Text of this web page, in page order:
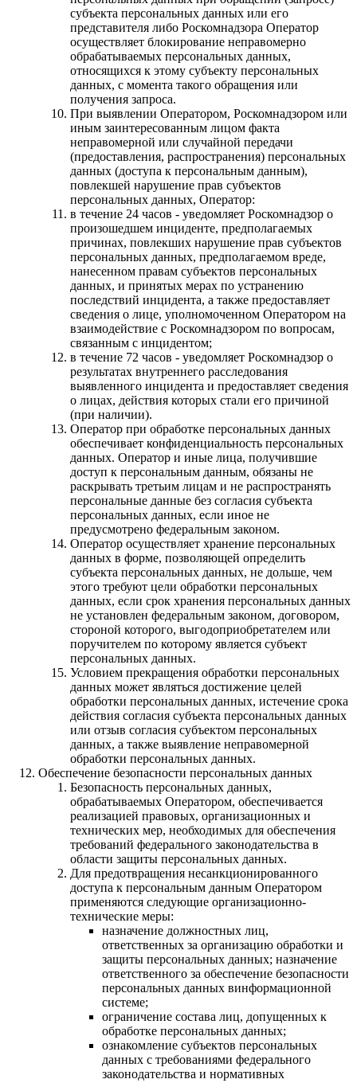
субъекта персональных данных или его
представителя либо Роскомнадзора Оператор
осуществляет блокирование неправомерно
обрабатываемых персональных данных,
относящихся к этому субъекту персональных
данных, с момента такого обращения или
получения запроса.
При выявлении Оператором, Роскомнадзором или
иным заинтересованным лицом факта
неправомерной или случайной передачи
(предоставления, распространения) персональных
данных (доступа к персональным данным),
повлекшей нарушение прав субъектов
персональных данных, Оператор:
в течение 24 часов - уведомляет Роскомнадзор о
произошедшем инциденте, предполагаемых
причинах, повлекших нарушение прав субъектов
персональных данных, предполагаемом вреде,
нанесенном правам субъектов персональных
данных, и принятых мерах по устранению
последствий инцидента, а также предоставляет
сведения о лице, уполномоченном Оператором на
взаимодействие с Роскомнадзором по вопросам,
связанным с инцидентом;
в течение 72 часов - уведомляет Роскомнадзор о
результатах внутреннего расследования
выявленного инцидента и предоставляет сведения
о лицах, действия которых стали его причиной
(при наличии).
Оператор при обработке персональных данных
обеспечивает конфиденциальность персональных
данных. Оператор и иные лица, получившие
доступ к персональным данным, обязаны не
раскрывать третьим лицам и не распространять
персональные данные без согласия субъекта
персональных данных, если иное не
предусмотрено федеральным законом.
Оператор осуществляет хранение персональных
данных в форме, позволяющей определить
субъекта персональных данных, не дольше, чем
этого требуют цели обработки персональных
данных, если срок хранения персональных данных
не установлен федеральным законом, договором,
стороной которого, выгодоприобретателем или
поручителем по которому является субъект
персональных данных.
Условием прекращения обработки персональных
данных может являться достижение целей
обработки персональных данных, истечение срока
действия согласия субъекта персональных данных
или отзыв согласия субъектом персональных
данных, а также выявление неправомерной
обработки персональных данных.
Обеспечение безопасности персональных данных
Безопасность персональных данных,
обрабатываемых Оператором, обеспечивается
реализацией правовых, организационных и
технических мер, необходимых для обеспечения
требований федерального законодательства в
области защиты персональных данных.
Для предотвращения несанкционированного
доступа к персональным данным Оператором
применяются следующие организационно-
технические меры:
назначение должностных лиц,
ответственных за организацию обработки и
защиты персональных данных; назначение
ответственного за обеспечение безопасности
персональных данных винформационной
системе;
ограничение состава лиц, допущенных к
обработке персональных данных;
ознакомление субъектов персональных
данных с требованиями федерального
законодательства и нормативных